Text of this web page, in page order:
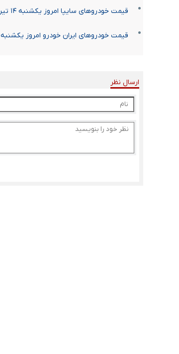
قیمت خودرو‌های سایپا امروز یکشنبه ۱۴ تیر ۱۴۰۵ + جدول
قیمت خودرو‌های ایران خودرو امروز یکشنبه ۱۴ تیر ۱۴۰۵ + جدول
ارسال نظر